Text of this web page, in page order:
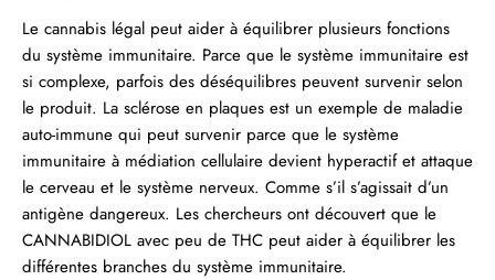
Le cannabis légal peut aider à équilibrer plusieurs fonctions
du système immunitaire. Parce que le système immunitaire est
si complexe, parfois des déséquilibres peuvent survenir selon
le produit. La sclérose en plaques est un exemple de maladie
auto-immune qui peut survenir parce que le système
immunitaire à médiation cellulaire devient hyperactif et attaque
le cerveau et le système nerveux. Comme s’il s’agissait d’un
antigène dangereux. Les chercheurs ont découvert que le
CANNABIDIOL avec peu de THC peut aider à équilibrer les
différentes branches du système immunitaire.